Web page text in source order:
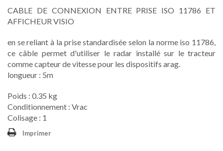
CABLE DE CONNEXION ENTRE PRISE ISO 11786 ET
AFFICHEUR VISIO
en se reliant à la prise standardisée selon la norme iso 11786,
ce câble permet d'utiliser le radar installé sur le tracteur
comme capteur de vitesse pour les dispositifs arag.
longueur : 5m
Poids : 0.35 kg
Conditionnement : Vrac
Colisage : 1
Imprimer